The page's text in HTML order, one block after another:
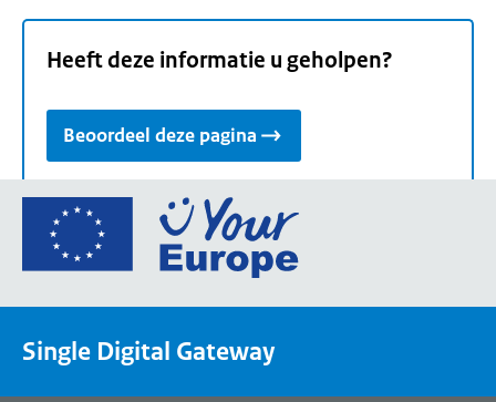
Heeft deze informatie u geholpen?
Beoordeel deze pagina
Ga
de
Single Digital Gateway